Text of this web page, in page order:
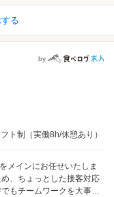
る
by
ト制（実働8h/休憩あり）
メインにお任せいたしま